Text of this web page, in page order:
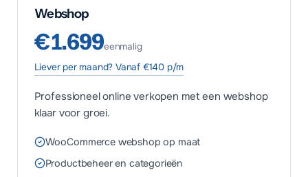
Webshop
€1.699eenmalig
Liever per maand? Vanaf €140 p/m
Professioneel online verkopen met een webshop
klaar voor groei.
WooCommerce webshop op maat
Productbeheer en categorieën